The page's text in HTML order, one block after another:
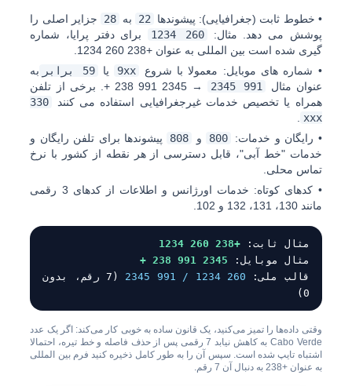
• خطوط ثابت (جغرافیایی): پیشوندها 22 به 28
جزایر اصلی را
پوشش می دهد. مثال:
260 1234
برای دفتر پرایا، شماره
گیری شده است بین المللی به عنوان+238 260 1234
• شماره های موبایل: معمولا با شروع 9xx یا 59 برابر
به
عنوان مثال
991 2345
→
2345 991 238 +
. برخی از تلفن
همراه یا تخصیص خدمات غیرجغرافیایی استفاده می کنند
330
xxx
• رایگان و خدمات: 800 و 808
پیشوندها برای تلفن رایگان و
خدمات "خط آبی"، قابل دسترسی از هر نقطه از کشور با نرخ
تماس محلی.
• کدهای کوتاه:
خدمات اورژانس و اطلاعات از کدهای 3 رقمی
مانند130، 131، 132 و 102
مثال ثابت:+238 260 1234
مثال موبایل: 2345 991 238 +
قالب ملی: 260 1234 / 991 2345
(7 رقم، بدون
0)
وقتی داده‌ها را تمیز می‌کنید، یک قانون ساده به خوبی کار می‌کند: اگر یک عدد
Cabo Verde به کاهش نیابد
7 رقمی
پس از حذف فاصله و خط تیره، احتمالا
اشتباه تایپ شده است. سپس آن را به طور کامل ذخیره کنید فرم بین المللی
به عنوان+238 به دنبال آن 7 رقم.